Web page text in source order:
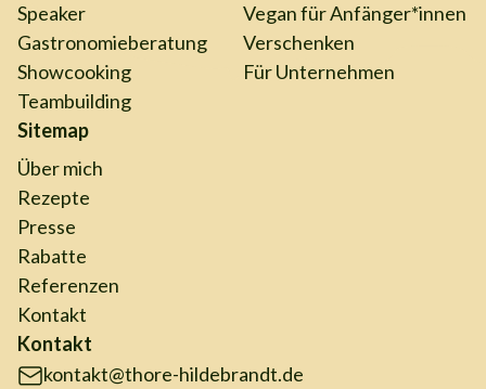
Speaker
Gastronomieberatung
Showcooking
Teambuilding
Vegan für Anfänger*innen
Verschenken
Für Unternehmen
Sitemap
Über mich
Rezepte
Presse
Rabatte
Referenzen
Kontakt
Kontakt
kontakt@thore-hildebrandt.de